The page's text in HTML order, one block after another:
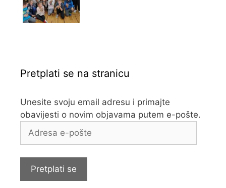
Pretplati se na stranicu
Unesite svoju email adresu i primajte
obavijesti o novim objavama putem e-pošte.
e-
Pretplati se